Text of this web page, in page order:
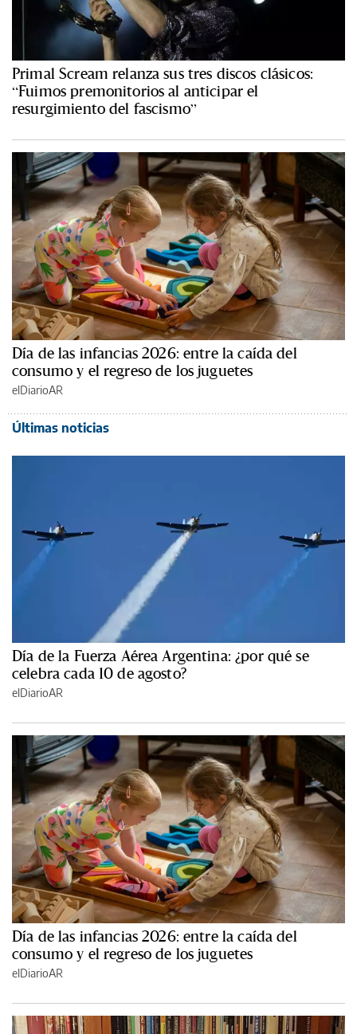
Primal Scream relanza sus tres discos clásicos:
“Fuimos premonitorios al anticipar el
resurgimiento del fascismo”
Día de las infancias 2026: entre la caída del
consumo y el regreso de los juguetes
elDiarioAR
Últimas noticias
Día de la Fuerza Aérea Argentina: ¿por qué se
celebra cada 10 de agosto?
elDiarioAR
Día de las infancias 2026: entre la caída del
consumo y el regreso de los juguetes
elDiarioAR